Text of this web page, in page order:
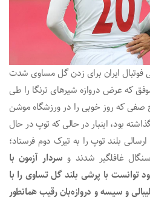
ایران برای زدن گل مساوی شدت
که عرض دروازه شیرهای ترنگا را طی
که روز خوبی را در ورزشگاه موشن
بود، اینبار در حالی که توپ در حال
بلند توپ را به تیرک دوم فرستاد؛
سردار آزمون با
توانست با پرشی بلند گل تساوی را با
و سیسه و دروازه‌بان رقیب همانطور